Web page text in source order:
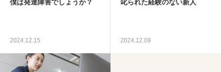
僕は発達障害でしょうか？
2024.12.15
叱られた経験のない新人
2024.12.09